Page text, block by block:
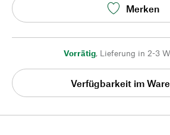
Merken
Vorrätig, Lieferung in 2-3
Verfügbarkeit im